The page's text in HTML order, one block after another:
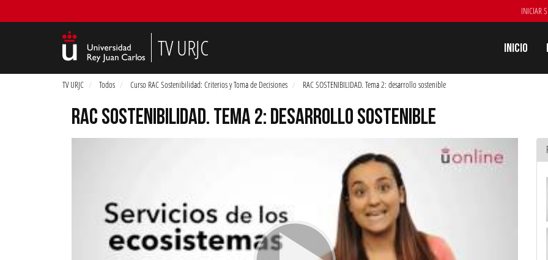
INICIAR
TV URJC Inicio
TV URJC Todos Curso RAC Sostenibilidad: Criterios y Toma de Decisiones RAC SOSTENIBILIDAD. Tema 2: desarrollo sostenible
RAC SOSTENIBILIDAD. TEMA 2: DESARROLLO SOSTENIBLE